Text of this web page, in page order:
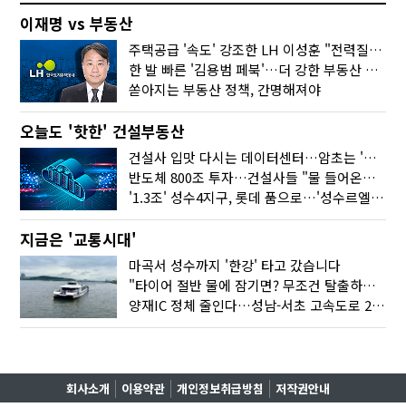
이재명 vs 부동산
주택공급 '속도' 강조한 LH 이성훈 "전력질주해야"
한 발 빠른 '김용범 페북'…더 강한 부동산 규제 나오나
쏟아지는 부동산 정책, 간명해져야
오늘도 '핫한' 건설부동산
건설사 입맛 다시는 데이터센터…암초는 '주민 반대'
반도체 800조 투자…건설사들 "물 들어온다!"
'1.3조' 성수4지구, 롯데 품으로…'성수르엘 S70' 거듭
지금은 '교통시대'
마곡서 성수까지 '한강' 타고 갔습니다
"타이어 절반 물에 잠기면? 무조건 탈출하세요"
양재IC 정체 줄인다…성남-서초 고속도로 2029년 착공
회사소개 이용약관 개인정보취급방침 저작권안내